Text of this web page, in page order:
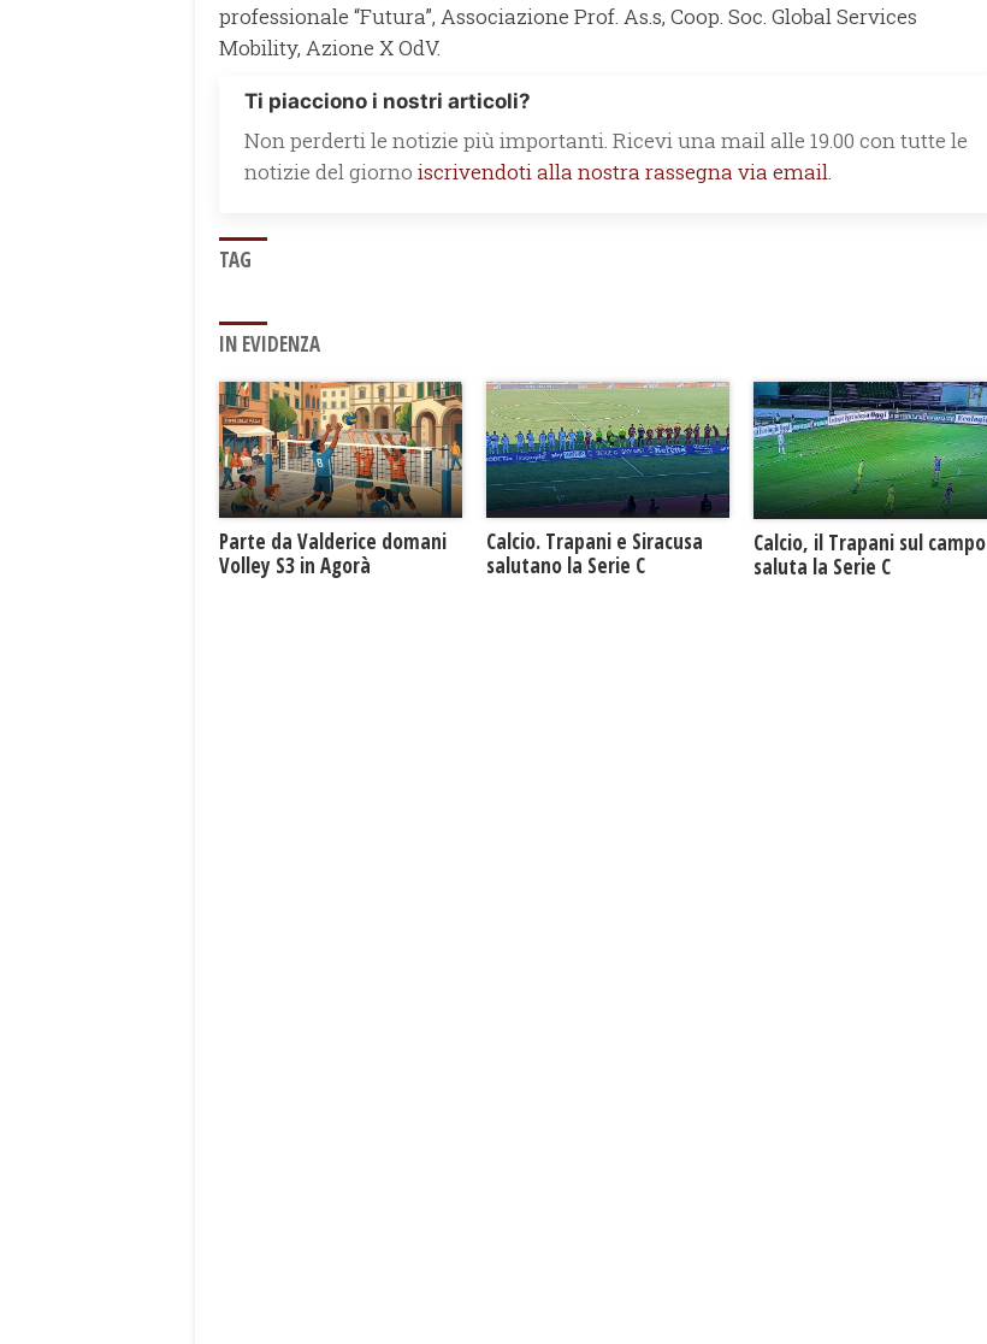
professionale “Futura”, Associazione Prof. As.s, Coop. Soc. Global Services
Mobility, Azione X OdV.
Ti piacciono i nostri articoli?
Non perderti le notizie più importanti. Ricevi una mail alle 19.00 con tutte le
notizie del giorno iscrivendoti alla nostra rassegna via email.
TAG
IN EVIDENZA
Parte da Valderice domani
Volley S3 in Agorà
Calcio. Trapani e Siracusa
salutano la Serie C
Calcio, il Trapani sul campo
saluta la Serie C